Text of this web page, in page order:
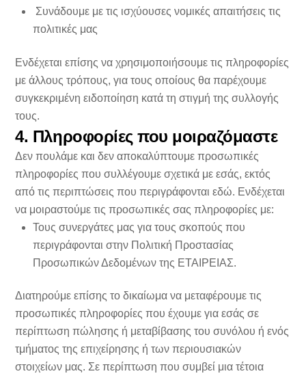
Συνάδουμε με τις ισχύουσες νομικές απαιτήσεις τις
πολιτικές μας
Ενδέχεται επίσης να χρησιμοποιήσουμε τις πληροφορίες
με άλλους τρόπους, για τους οποίους θα παρέχουμε
συγκεκριμένη ειδοποίηση κατά τη στιγμή της συλλογής
τους.
4. Πληροφορίες που μοιραζόμαστε
Δεν πουλάμε και δεν αποκαλύπτουμε προσωπικές
πληροφορίες που συλλέγουμε σχετικά με εσάς, εκτός
από τις περιπτώσεις που περιγράφονται εδώ. Ενδέχεται
να μοιραστούμε τις προσωπικές σας πληροφορίες με:
Τους συνεργάτες μας για τους σκοπούς που
περιγράφονται στην Πολιτική Προστασίας
Προσωπικών Δεδομένων της ΕΤΑΙΡΕΙΑΣ.
Διατηρούμε επίσης το δικαίωμα να μεταφέρουμε τις
προσωπικές πληροφορίες που έχουμε για εσάς σε
περίπτωση πώλησης ή μεταβίβασης του συνόλου ή ενός
τμήματος της επιχείρησης ή των περιουσιακών
στοιχείων μας. Σε περίπτωση που συμβεί μια τέτοια